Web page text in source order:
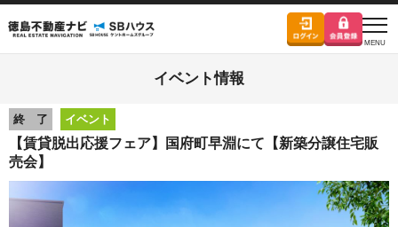
イベント情報
終 了 イベント
【賃貸脱出応援フェア】国府町早淵にて【新築分譲住宅販
売会】